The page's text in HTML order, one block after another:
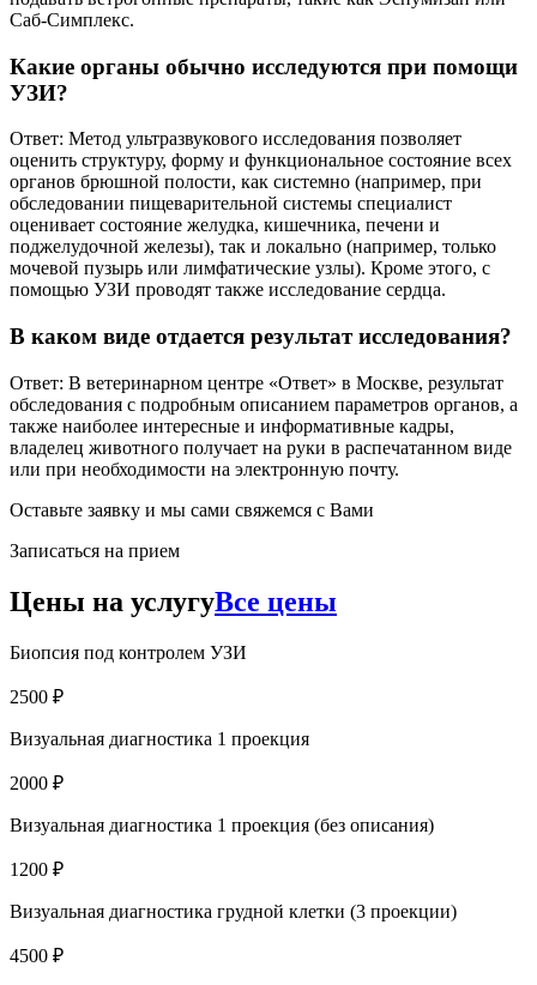
Саб-Симплекс.
Какие органы обычно исследуются при помощи
УЗИ?
Ответ: Метод ультразвукового исследования позволяет
оценить структуру, форму и функциональное состояние всех
органов брюшной полости, как системно (например, при
обследовании пищеварительной системы специалист
оценивает состояние желудка, кишечника, печени и
поджелудочной железы), так и локально (например, только
мочевой пузырь или лимфатические узлы). Кроме этого, с
помощью УЗИ проводят также исследование сердца.
В каком виде отдается результат исследования?
Ответ: В ветеринарном центре «Ответ» в Москве, результат
обследования с подробным описанием параметров органов, а
также наиболее интересные и информативные кадры,
владелец животного получает на руки в распечатанном виде
или при необходимости на электронную почту.
Оставьте заявку и мы сами свяжемся с Вами
Записаться на прием
Цены на услугуВсе цены
Биопсия под контролем УЗИ
2500 ₽
Визуальная диагностика 1 проекция
2000 ₽
Визуальная диагностика 1 проекция (без описания)
1200 ₽
Визуальная диагностика грудной клетки (3 проекции)
4500 ₽